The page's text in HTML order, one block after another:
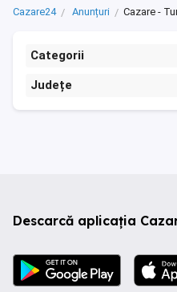
Cazare24 Anunțuri Cazare -
Categorii
Județe
Descarcă aplicația